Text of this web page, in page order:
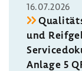
16.07.2026
und
Anlage 5